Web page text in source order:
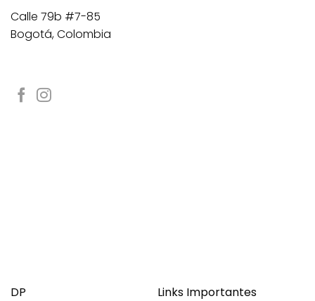
Calle 79b #7-85
Bogotá, Colombia
DP Links Importantes